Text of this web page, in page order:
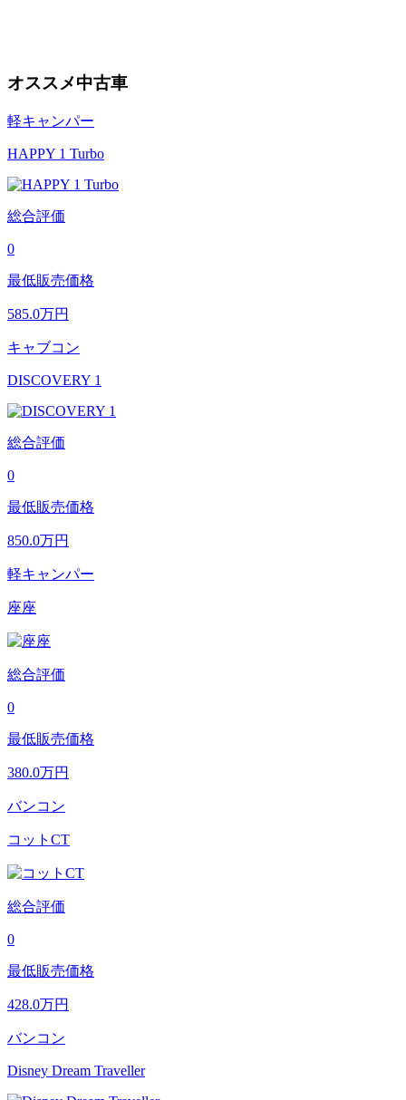
オススメ中古車
軽キャンパー
HAPPY 1 Turbo
総合評価
0
最低販売価格
585.0万円
キャブコン
DISCOVERY 1
総合評価
0
最低販売価格
850.0万円
軽キャンパー
座座
総合評価
0
最低販売価格
380.0万円
バンコン
コットCT
総合評価
0
最低販売価格
428.0万円
バンコン
Disney Dream Traveller